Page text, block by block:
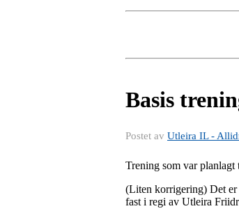
Basis
Postet av Utleira IL -
Trening som var planlagt
(Liten korrigering) Det
fast i regi av Utleira